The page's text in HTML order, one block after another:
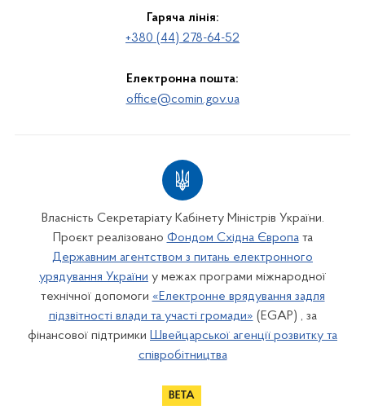
Гаряча лінія:
+380 (44) 278-64-52
Електронна пошта:
office@comin.gov.ua
Власність Секретаріату Кабінету Міністрів України.
Проєкт реалізовано Фондом Східна Європата
Державним агентством з питань електронного
урядування України у межах програми міжнародної
технічної допомоги «Електронне врядування задля
підзвітності влади та участі громади» (EGAP) , за
фінансової підтримки Швейцарської агенції розвитку та
співробітництва